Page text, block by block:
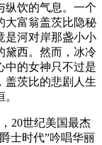
纵饮的气息。一个
大富翁盖茨比隐秘
是河对岸那盏小小
西。然而，冰冷
中的女神只不过是
茨比的悲剧人生
20世纪美国最杰
士时代”吟唱华丽